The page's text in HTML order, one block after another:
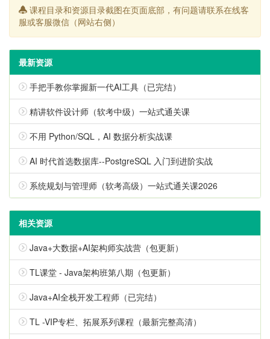
课程目录和资源目录截图在页面底部，有问题请联系在线客
服或客服微信（网站右侧）
最新资源
手把手教你掌握新一代AI工具（已完结）
精讲软件设计师（软考中级）一站式通关课
不用 Python/SQL，AI 数据分析实战课
AI 时代首选数据库--PostgreSQL 入门到进阶实战
系统规划与管理师（软考高级）一站式通关课2026
相关资源
Java+大数据+AI架构师实战营（包更新）
TL课堂 - Java架构班第八期（包更新）
Java+AI全栈开发工程师（已完结）
TL -VIP专栏、拓展系列课程（最新完整高清）